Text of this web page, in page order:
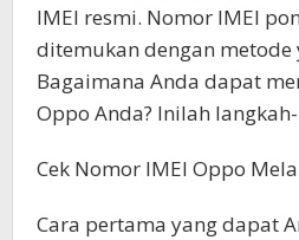
IMEI resmi. Nomor IMEI
ditemukan dengan metode
Bagaimana Anda dapat
Oppo Anda? Inilah
Cek Nomor IMEI Oppo
Cara pertama yang dapat